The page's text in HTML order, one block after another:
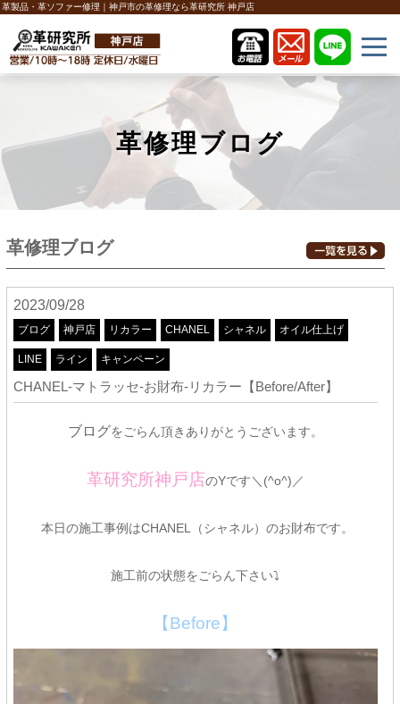
革製品・革ソファー修理｜神戸市の革修理なら革研究所 神戸店
革修理ブログ
革修理ブログ
2023/09/28
ブログ 神戸店 リカラー CHANEL シャネル オイル仕上げ
LINE ライン キャンペーン
CHANEL-マトラッセ-お財布-リカラー【Before/After】
ブログをごらん頂きありがとうございます。
革研究所神戸店のYです＼(^o^)／
本日の施工事例はCHANEL（シャネル）のお財布です。
施工前の状態をごらん下さい⤵
【Before】